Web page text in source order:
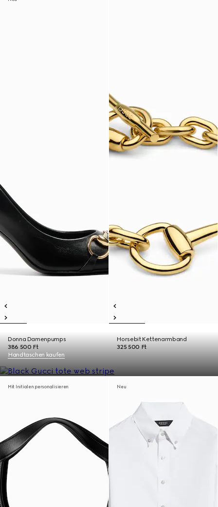
Donna Damenpumps
386 500 Ft
Horsebit Kettenarmband
325 500 Ft
Handtaschen kaufen
Mit Initialen personalisieren Neu